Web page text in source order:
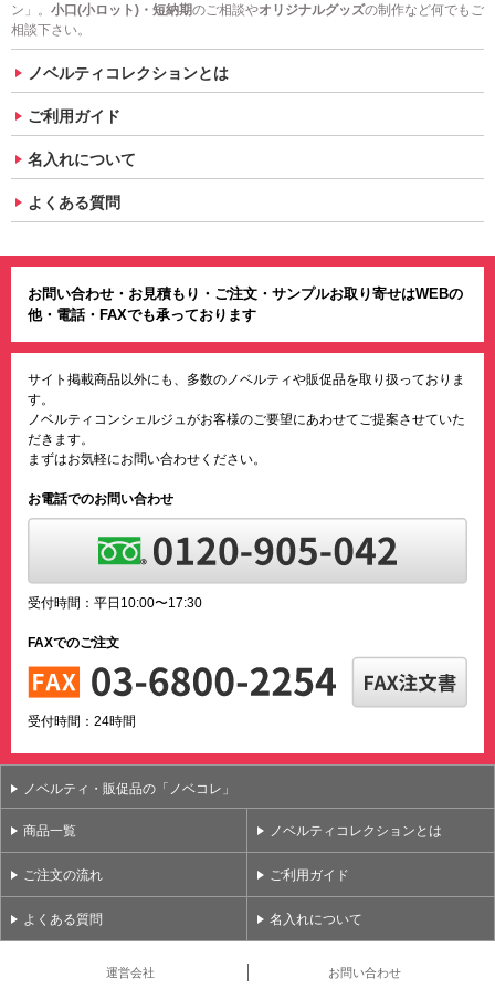
ン」。 小口(小ロット)・短納期のご相談やオリジナルグッズの制作など何でもご
相談下さい。
ノベルティコレクションとは
ご利用ガイド
名入れについて
よくある質問
お問い合わせ・お見積もり・ご注文・サンプルお取り寄せはWEBの
他・電話・FAXでも承っております
サイト掲載商品以外にも、多数のノベルティや販促品を取り扱っておりま
す。
ノベルティコンシェルジュがお客様のご要望にあわせてご提案させていた
だきます。
まずはお気軽にお問い合わせください。
お電話でのお問い合わせ
受付時間：平日10:00〜17:30
FAXでのご注文
受付時間：24時間
ノベルティ・販促品の「ノベコレ」
商品一覧 ノベルティコレクションとは
ご注文の流れ ご利用ガイド
よくある質問 名入れについて
運営会社 お問い合わせ